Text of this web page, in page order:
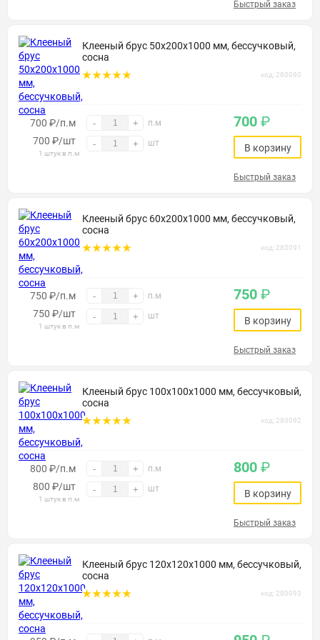
Быстрый заказ
Клееный брус 50х200х1000 мм, бессучковый,
сосна
код: 280090
700 ₽/п.м - + п.м
700 ₽/шт
1 штук в п.м
- + шт
700 ₽
В корзину
Быстрый заказ
Клееный брус 60х200х1000 мм, бессучковый,
сосна
код: 280091
750 ₽/п.м - + п.м
750 ₽/шт
1 штук в п.м
- + шт
750 ₽
В корзину
Быстрый заказ
Клееный брус 100х100х1000 мм, бессучковый,
сосна
код: 280092
800 ₽/п.м - + п.м
800 ₽/шт
1 штук в п.м
- + шт
800 ₽
В корзину
Быстрый заказ
Клееный брус 120х120х1000 мм, бессучковый,
сосна
код: 280093